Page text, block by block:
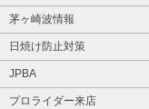
茅ヶ崎波情報
日焼け防止対策
JPBA
プロライダー来店